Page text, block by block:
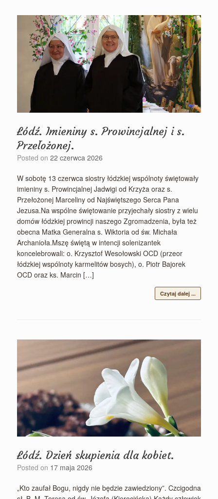
Łódź. Imieniny s. Prowincjalnej i s.
Przełożonej.
Posted on 22 czerwca 2026
W sobotę 13 czerwca siostry łódzkiej wspólnoty świętowały
imieniny s. Prowincjalnej Jadwigi od Krzyża oraz s.
Przełożonej Marceliny od Najświętszego Serca Pana
Jezusa.Na wspólne świętowanie przyjechały siostry z wielu
domów łódzkiej prowincji naszego Zgromadzenia, była też
obecna Matka Generalna s. Wiktoria od św. Michała
Archanioła.Mszę świętą w intencji solenizantek
koncelebrowali: o. Krzysztof Wesołowski OCD (przeor
łódzkiej wspólnoty karmelitów bosych), o. Piotr Bajorek
OCD oraz ks. Marcin […]
Czytaj dalej ...
Łódź. Dzień skupienia dla kobiet.
Posted on 17 maja 2026
„Kto zaufał Bogu, nigdy nie będzie zawiedziony”. Czcigodna